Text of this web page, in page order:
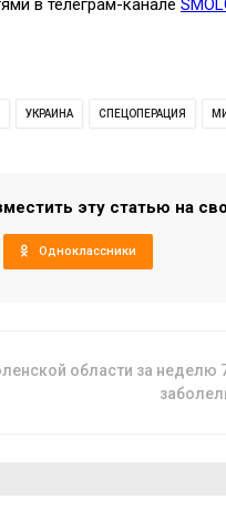
в телеграм-канале
УКРАИНА СПЕЦОПЕРАЦИЯ
эту статью на
Одноклассники
области за неделю